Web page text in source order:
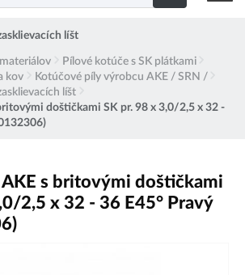
líšt
Pílové kotúče s SK plátkami
kov
Kotúčové píly výrobcu AKE / SRN /
líšt
doštičkami SK pr. 98 x 3,0/2,5 x 32 -
s britovými doštičkami
2,5 x 32 - 36 E45° Pravý